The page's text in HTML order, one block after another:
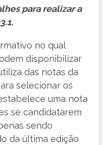
para realizar a
no qual
disponibilizar
das notas da
selecionar os
uma nota
se candidatarem
sendo
da última edição